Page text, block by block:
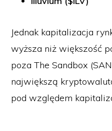
Jednak kapitalizacja
wyższa niż większość
poza The Sandbox
największą
pod względem